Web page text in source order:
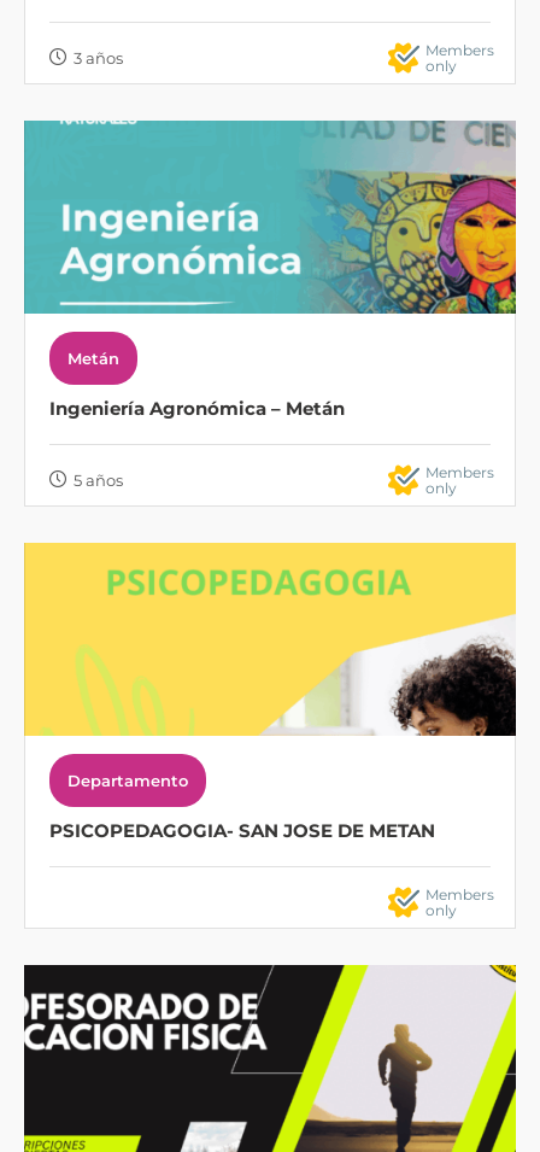
3 años
Members
only
Metán
Ingeniería Agronómica – Metán
5 años
Members
only
Departamento
PSICOPEDAGOGIA- SAN JOSE DE METAN
Members
only